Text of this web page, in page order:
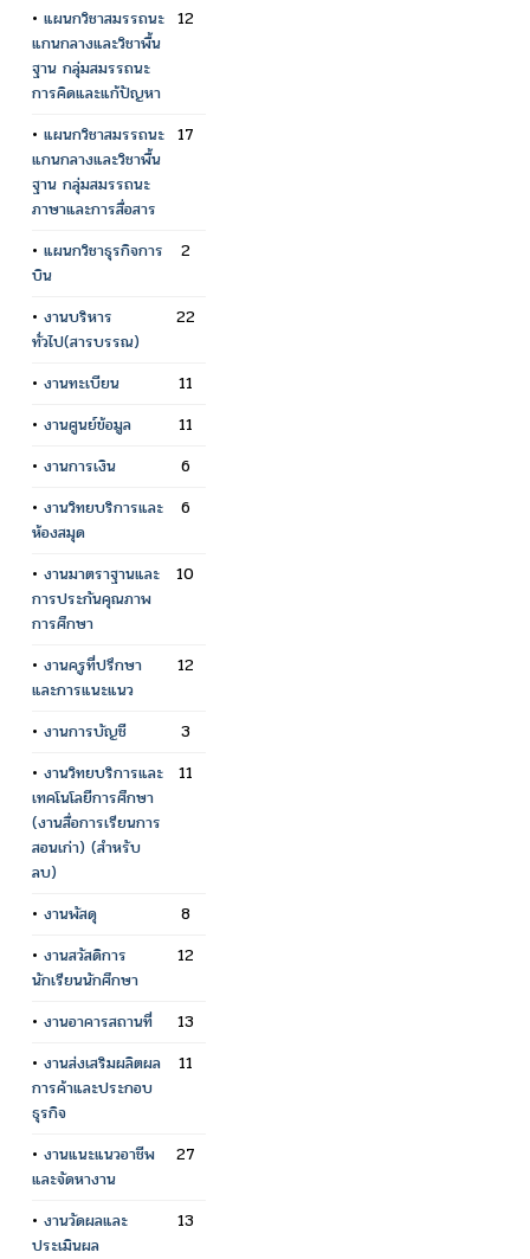
• แผนกวิชาสมรรถนะ
แกนกลางและวิชาพื้น
ฐาน กลุ่มสมรรถนะ
การคิดและแก้ปัญหา
12
• แผนกวิชาสมรรถนะ
แกนกลางและวิชาพื้น
ฐาน กลุ่มสมรรถนะ
ภาษาและการสื่อสาร
17
• แผนกวิชาธุรกิจการ
บิน
2
• งานบริหาร
ทั่วไป(สารบรรณ)
22
• งานทะเบียน
11
• งานศูนย์ข้อมูล
11
• งานการเงิน
6
• งานวิทยบริการและ
ห้องสมุด
6
• งานมาตราฐานและ
การประกันคุณภาพ
การศึกษา
10
• งานครูที่ปรึกษา
และการแนะแนว
12
• งานการบัญชี
3
• งานวิทยบริการและ
เทคโนโลยีการศึกษา
(งานสื่อการเรียนการ
สอนเก่า) (สำหรับ
ลบ)
11
• งานพัสดุ
8
• งานสวัสดิการ
นักเรียนนักศึกษา
12
• งานอาคารสถานที่
13
• งานส่งเสริมผลิตผล
การค้าและประกอบ
ธุรกิจ
11
• งานแนะแนวอาชีพ
และจัดหางาน
27
• งานวัดผลและ
ประเมินผล
13